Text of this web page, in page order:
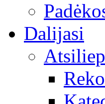
Dalijasi